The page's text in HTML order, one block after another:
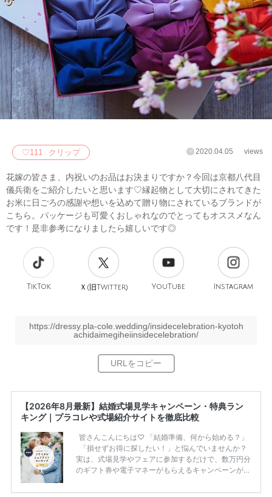
♡111 クリップ 2020.04.05 views
花嫁の皆さま、内祝いのお品はお決まりですか？今回は京都八代目
儀兵衛をご紹介したいと思います♡縁起物として大切にされてきた
お米に日ごろの感謝や想いを込めて贈り物にされているブランドが
こちら。パッケージも可愛くおしゃれなのでとってもオススメなん
です！是非参考になりましたら嬉しいです◎
TikTok Ｘ(旧Twitter) YouTube Instagram
https://dressy.pla-cole.wedding/insidecelebration-kyotoh
achidaimegiheiinsidecelebration/
【2026年8月最新】結婚式場見学キャンペーン・特典ラン
キング｜プラコレや式場紹介サイトを徹底比較
皆さんこんにちは♡ 「結婚準備、何から始める？」
「損せずお得に探したい！」と悩んでいませんか？
実は、式場見学やフェアに参加するだけで、数万円分
のギフト券や電子マネーがもらえるキャンペーンがあ
ため、比較せずに選ぶと損をしてしまうことも……。